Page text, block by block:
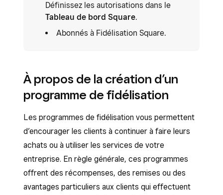
Définissez les autorisations dans le
Tableau de bord Square.
Abonnés à Fidélisation Square.
À propos de la création d’un
programme de fidélisation
Les programmes de fidélisation vous permettent
d’encourager les clients à continuer à faire leurs
achats ou à utiliser les services de votre
entreprise. En règle générale, ces programmes
offrent des récompenses, des remises ou des
avantages particuliers aux clients qui effectuent